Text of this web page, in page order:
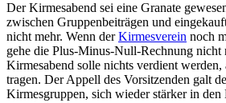
Der Kirmesabend sei eine Granate
zwischen Gruppenbeiträgen und
nicht mehr. Wenn derKirmesverein noch
gehe die Plus-Minus-Null-Rechnung nicht
Kirmesabend solle nichts verdient werden,
tragen. Der Appell des Vorsitzenden galt
Kirmesgruppen, sich wieder stärker in den